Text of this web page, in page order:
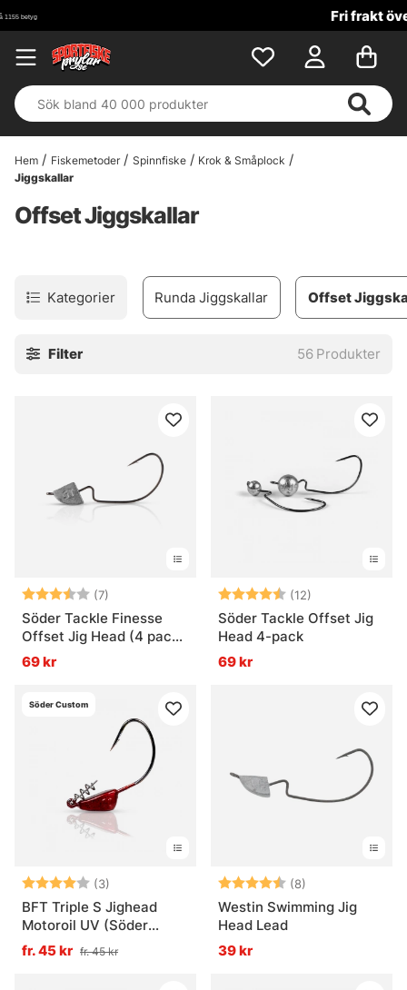
Fri frakt över 699 kr!
Hem Fiskemetoder Spinnfiske
Krok & Småplock
Jiggskallar
Offset Jiggskallar
Kategorier Runda Jiggskallar Offset
Filter 56 Produkter
Betyg: (7)
3.6 utav 5 stjärnor
Söder Tackle Finesse
Offset Jig Head (4 pack)
1/0
69 kr
Betyg: (12)
Söder Tackle Offset Jig
Head 4-pack
69 kr
Söder Custom
Betyg: (3)
4.0 utav 5 stjärnor
BFT Triple S Jighead
Motoroil UV (Söder
Custom)
fr. 45 kr fr. 45 kr
Betyg: (8)
Westin Swimming Jig
Head Lead
39 kr